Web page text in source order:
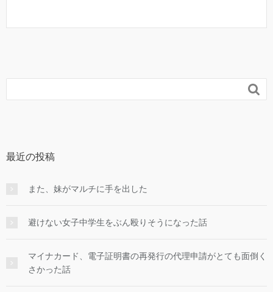

最近の投稿
また、妹がマルチに手を出した
避けない女子中学生をぶん殴りそうになった話
マイナカード、電子証明書の再発行の代理申請がとても面倒く
さかった話